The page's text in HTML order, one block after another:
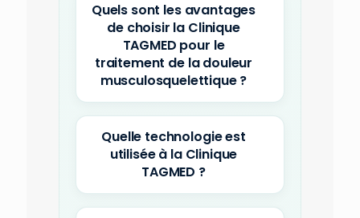
Quels sont les avantages
de choisir la Clinique
TAGMED pour le
traitement de la douleur
musculosquelettique ?
Quelle technologie est
utilisée à la Clinique
TAGMED ?